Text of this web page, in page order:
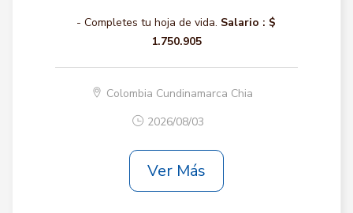
- Completes tu hoja de vida. Salario : $
1.750.905
Colombia Cundinamarca Chia
2026/08/03
Ver Más